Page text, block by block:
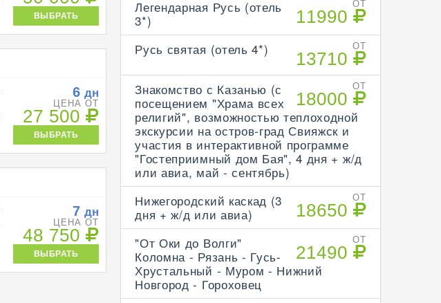
ВЫБРАТЬ
6дн
ЦЕНА ОТ
27 500
ВЫБРАТЬ
7дн
ЦЕНА ОТ
48 750
ВЫБРАТЬ
ОТ
11990
Легендарная Русь (отель
3*)
ОТ
13710
Русь святая (отель 4*)
ОТ
18000
Знакомство с Казанью (с
посещением "Храма всех
религий", возможностью теплоходной
экскурсии на остров-град Свияжск и
участия в интерактивной программе
"Гостеприимный дом Бая", 4 дня + ж/д
или авиа, май - сентябрь)
ОТ
18650
Нижегородский каскад (3
дня + ж/д или авиа)
ОТ
21490
"От Оки до Волги"
Коломна - Рязань - Гусь-
Хрустальный - Муром - Нижний
Новгород - Гороховец